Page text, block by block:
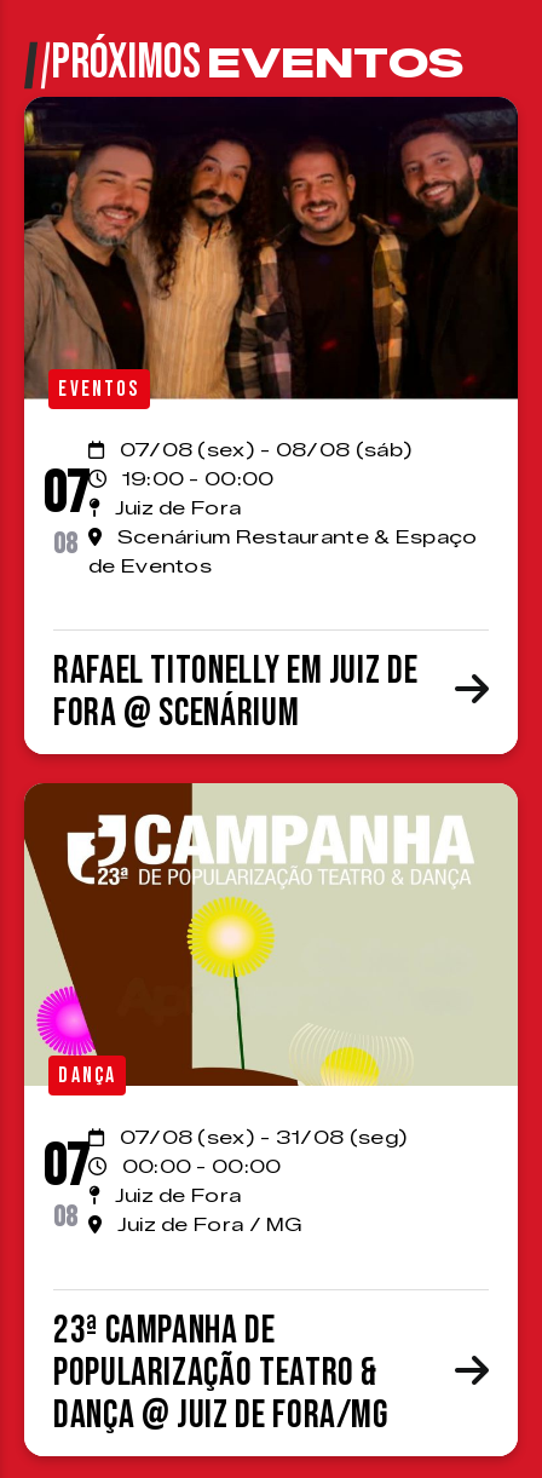
PRÓXIMOSEVENTOS
EVENTOS
07
08
07/08 (sex) - 08/08 (sáb)
19:00 - 00:00
Juiz de Fora
Scenárium Restaurante & Espaço
de Eventos
Rafael Titonelly em Juiz de
Fora @ Scenárium
DANÇA
07
08
07/08 (sex) - 31/08 (seg)
00:00 - 00:00
Juiz de Fora
Juiz de Fora / MG
23ª Campanha de
Popularização Teatro &
Dança @ Juiz de Fora/MG